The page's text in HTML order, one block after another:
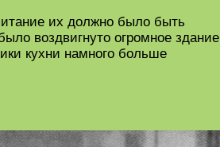
их должно было быть
воздвигнуто огромное здание
кухни намного больше